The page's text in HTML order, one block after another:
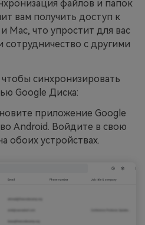
файлов и папок
вам получить доступ к
Mac, что упростит для вас
сотрудничество с другими
синхронизировать
Google Диска:
приложение Google
Android. Войдите в свою
обоих устройствах.